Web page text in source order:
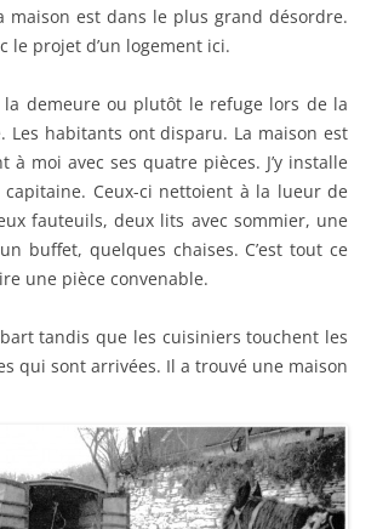
maison est dans le plus grand désordre.
le projet d’un logement ici.
la demeure ou plutôt le refuge lors de la
Les habitants ont disparu. La maison est
à moi avec ses quatre pièces. J’y installe
Ceux-ci nettoient à la lueur de
fauteuils, deux lits avec sommier, une
buffet, quelques chaises. C’est tout ce
une pièce convenable.
tandis que les cuisiniers touchent les
qui sont arrivées. Il a trouvé une maison